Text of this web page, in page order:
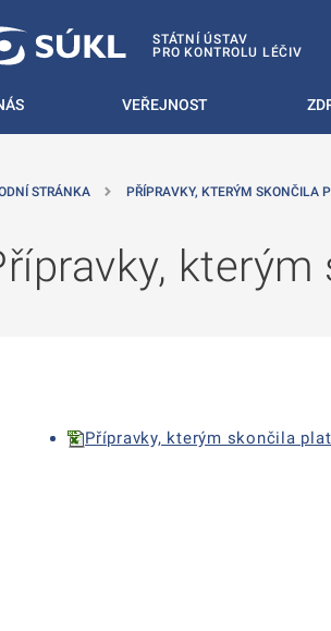
STÁTNÍ ÚSTAV
PRO KONTROLU LÉČIV
VEŘEJNOST
STRÁNKA PŘÍPRAVKY, KTERÝM SKONČILA
Přípravky, kterým skončila